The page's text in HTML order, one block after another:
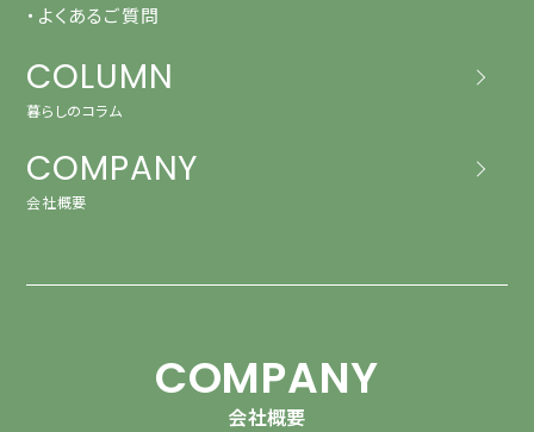
・よくあるご質問
COLUMN
暮らしのコラム
COMPANY
会社概要
COMPANY
会社概要